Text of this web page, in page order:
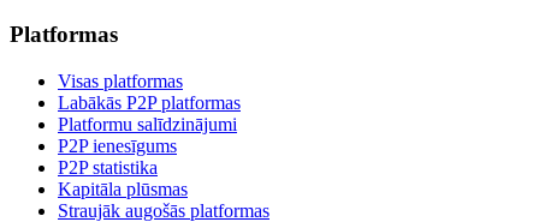
Platformas
Visas platformas
Labākās P2P platformas
Platformu salīdzinājumi
P2P ienesīgums
P2P statistika
Kapitāla plūsmas
Straujāk augošās platformas